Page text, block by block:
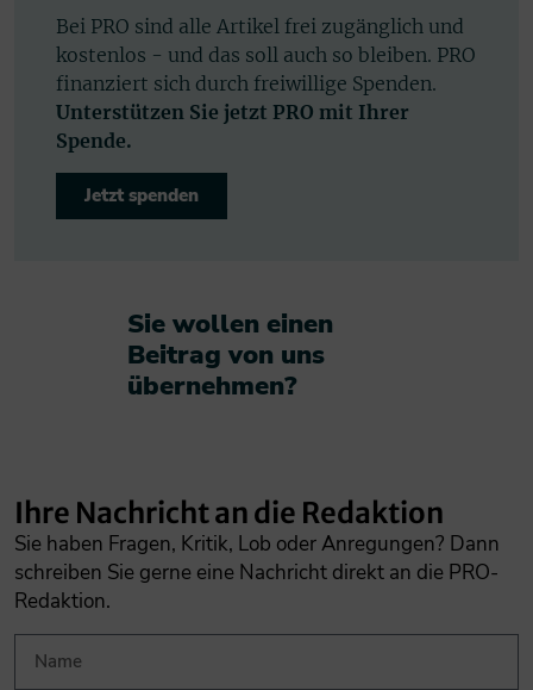
Bei PRO sind alle Artikel frei zugänglich und
kostenlos - und das soll auch so bleiben. PRO
finanziert sich durch freiwillige Spenden.
Unterstützen Sie jetzt PRO mit Ihrer
Spende.
Jetzt spenden
Sie wollen einen
Beitrag von uns
übernehmen?​
Ihre Nachricht an die Redaktion
Sie haben Fragen, Kritik, Lob oder Anregungen? Dann
schreiben Sie gerne eine Nachricht direkt an die PRO-
Redaktion.